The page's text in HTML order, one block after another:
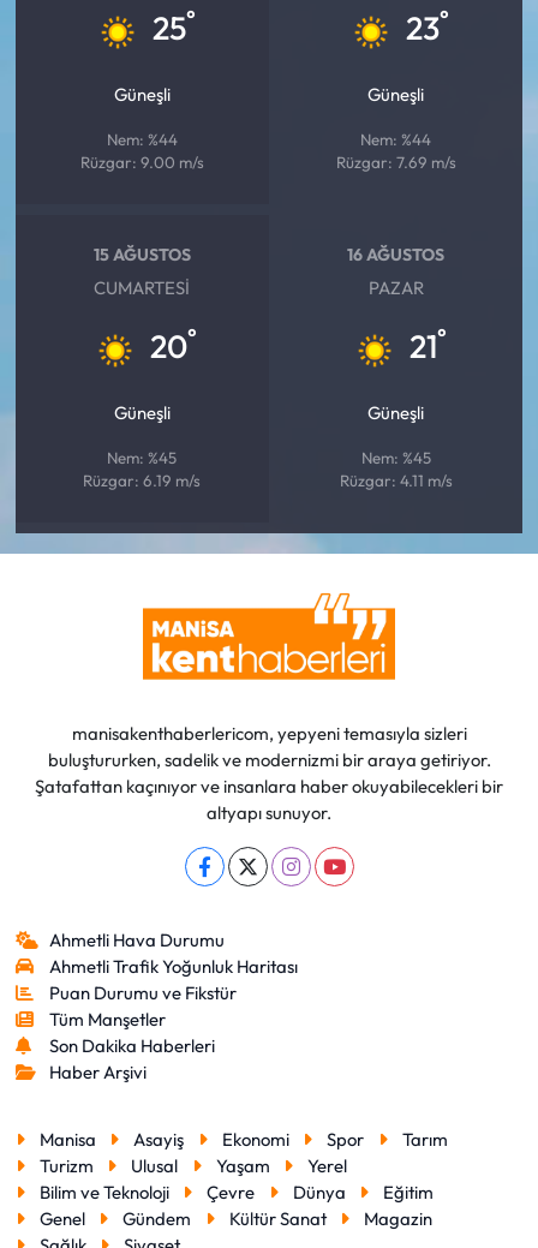
25°
Güneşli
Nem: %44
Rüzgar: 9.00 m/s
23°
Güneşli
Nem: %44
Rüzgar: 7.69 m/s
15 AĞUSTOS
CUMARTESI
20°
Güneşli
Nem: %45
Rüzgar: 6.19 m/s
16 AĞUSTOS
PAZAR
21°
Güneşli
Nem: %45
Rüzgar: 4.11 m/s
manisakenthaberlericom, yepyeni temasıyla sizleri
buluştururken, sadelik ve modernizmi bir araya getiriyor.
Şatafattan kaçınıyor ve insanlara haber okuyabilecekleri bir
altyapı sunuyor.
Ahmetli Hava Durumu
Ahmetli Trafik Yoğunluk Haritası
Puan Durumu ve Fikstür
Tüm Manşetler
Son Dakika Haberleri
Haber Arşivi
Manisa Asayiş Ekonomi Spor
Tarım
Turizm
Ulusal Yaşam
Yerel
Bilim ve Teknoloji
Çevre Dünya
Eğitim
Genel
Gündem Kültür Sanat
Magazin